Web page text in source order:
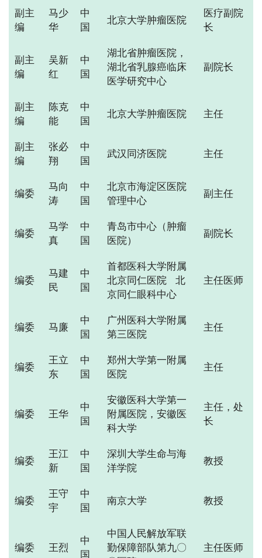
副主
编
马少
华
中
国
北京大学肿瘤医院
医疗副院
长
副主
编
吴新
红
中
国
湖北省肿瘤医院，
湖北省乳腺癌临床
医学研究中心
副院长
副主
编
陈克
能
中
国
北京大学肿瘤医院 主任
副主
编
张必
翔
中
国
武汉同济医院 主任
编委
马向
涛
中
国
北京市海淀区医院
管理中心
副主任
编委
马学
真
中
国
青岛市中心（肿瘤
医院）
副院长
编委
马建
民
中
国
首都医科大学附属
北京同仁医院 北
京同仁眼科中心
主任医师
编委 马廉
中
国
广州医科大学附属
第三医院
主任
编委
王立
东
中
国
郑州大学第一附属
医院
主任
编委 王华
中
国
安徽医科大学第一
附属医院，安徽医
科大学
主任，处
长
编委
王江
新
中
国
深圳大学生命与海
洋学院
教授
编委
王守
宇
中
国
南京大学 教授
编委 王烈
中
国
中国人民解放军联
勤保障部队第九〇
主任医师